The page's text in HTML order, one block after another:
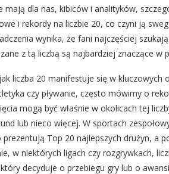
mają dla nas, kibiców i analityków,
i rekordy na liczbie 20, co czyni ją
wynika, że fani najczęściej
z tą liczbą są najbardziej znaczące w
liczba 20 manifestuje się w
czy pływanie, często mówimy o
mogą być właśnie w okolicach tej
lub nieco więcej. W sportach
Top 20 najlepszych drużyn, a
w niektórych ligach czy rozgrywkach,
decyduje o przebiegu gry lub o